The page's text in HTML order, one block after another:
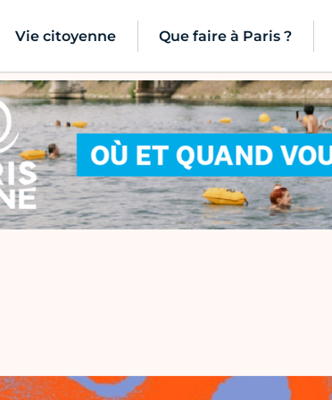
Vie citoyenne Que faire à Paris ?